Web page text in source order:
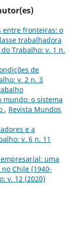
entre fronteiras: o
trabalhadora
Trabalho: v. 1 n.
de
v. 2 n. 3
mundo: o sistema
, Revista Mundos
e a
v. 6 n. 11
uma
Chile (1940-
v. 12 (2020)